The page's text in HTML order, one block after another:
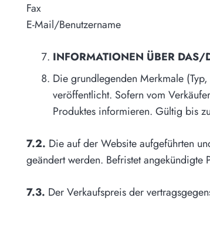
Fax
E-Mail/Benutzername
INFORMATIONEN ÜBER DAS/
Die grundlegenden Merkmale
veröffentlicht. Sofern vom
Produktes informieren. Gültig bis
7.2. Die auf der Website aufgeführten
geändert werden. Befristet angekündigte
7.3. Der Verkaufspreis der